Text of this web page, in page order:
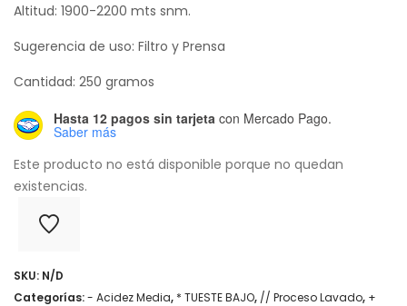
Altitud: 1900-2200 mts snm.
Sugerencia de uso: Filtro y Prensa
Cantidad: 250 gramos
Hasta 12 pagos sin tarjeta con Mercado Pago.
Saber más
Este producto no está disponible porque no quedan
existencias.
SKU: N/D
Categorías:- Acidez Media, * TUESTE BAJO, // Proceso Lavado, +